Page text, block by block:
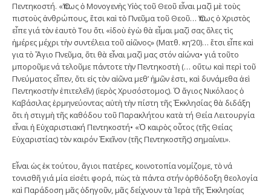
Πεντηκοστή. «Ὅπως ὁ Μονογενὴς Υἱὸς τοῦ Θεοῦ εἶναι μαζὶ μὲ τοὺς
πιστοὺς ἀνθρώπους, ἔτσι καὶ τὸ Πνεῦμα τοῦ Θεοῦ… Ὅπως ὁ Χριστὸς
εἶπε γιά τὸν ἑαυτὸ Του ὅτι «ἰδοὺ ἐγὼ θὰ εἶμαι μαζὶ σας ὅλες τὶς
ἡμέρες μέχρι τὴν συντέλεια τοῦ αἰῶνος» (Ματθ. κη’20)… ἔτσι εἶπε καὶ
για τὸ Ἅγιο Πνεῦμα, ὅτι θὰ εἶναι μαζὶ μας στόν αἰώνα• γιά τοῦτο
μποροῦμε νά τελοῦμε πάντοτε τὴν Πεντηκοστὴ (… οὕτω καὶ περὶ τοῦ
Πνεύματος εἶπεν, ὅτι εἰς τὸν αἰῶνα μεθ’ ἡμῶν ἐστι, καὶ δυνάμεθα ἀεὶ
Πεντηκοστὴν ἐπιτελεῖν) (ἱερὸς Χρυσόστομος). Ὁ ἅγιος Νικόλαος ὁ
Καβάσιλας ἑρμηνεύοντας αὐτὴ τὴν πίστη τῆς Ἐκκλησίας θὰ διδάξη
ὅτι ἡ στιγμὴ τῆς καθόδου τοῦ Παρακλήτου κατὰ τή Θεία Λειτουργία
εἶναι ἡ Εὐχαριστιακή Πεντηκοστή• «Ὁ καιρὸς οὗτος (τῆς Θείας
Εὐχαριστίας) τὸν καιρόν Ἐκεῖνον (τῆς Πεντηκοστῆς) σημαίνει».
Εἶναι ὡς ἐκ τούτου, ἅγιοι πατέρες, κοινοτοπία νομίζομε, τὸ νά
τονισθῆ γιά μία εἰσέτι φορά, πὼς τὰ πάντα στήν ὀρθόδοξη θεολογία
καὶ Παράδοση μᾶς ὁδηγοῦν, μᾶς δείχνουν τὰ Ἱερὰ τῆς Ἐκκλησίας